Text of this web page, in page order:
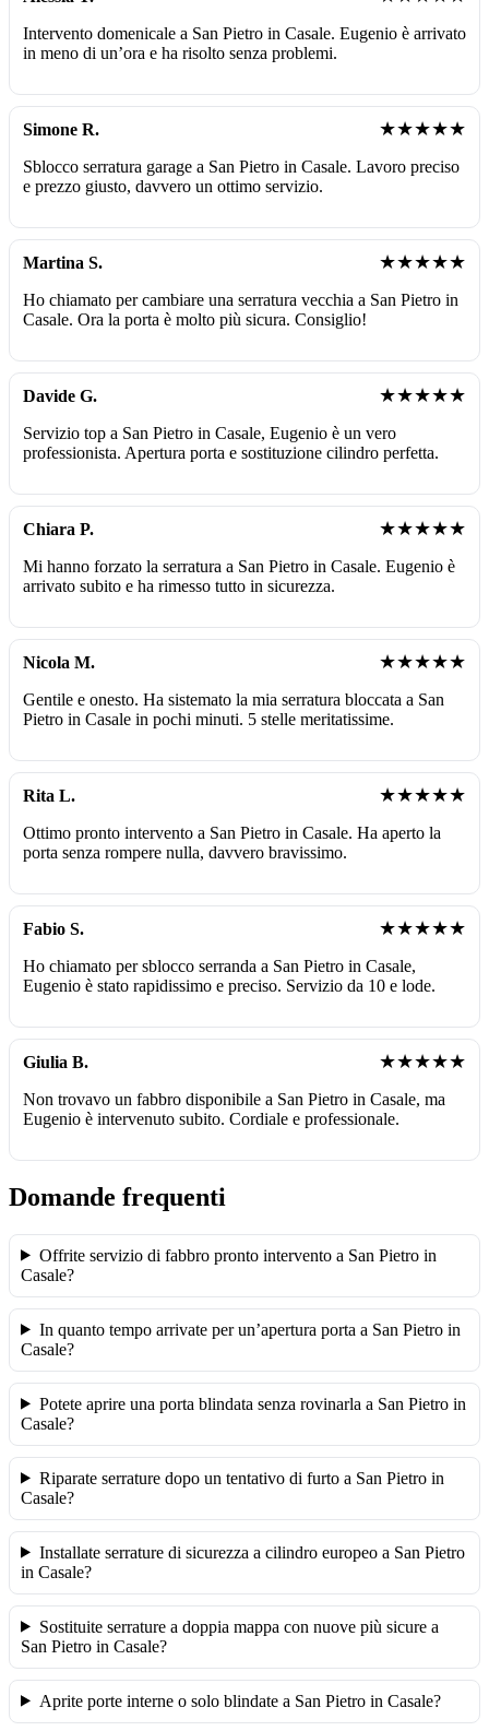
Intervento domenicale a San Pietro in Casale. Eugenio è arrivato
in meno di un’ora e ha risolto senza problemi.
Simone R. ★★★★★
Sblocco serratura garage a San Pietro in Casale. Lavoro preciso
e prezzo giusto, davvero un ottimo servizio.
Martina S. ★★★★★
Ho chiamato per cambiare una serratura vecchia a San Pietro in
Casale. Ora la porta è molto più sicura. Consiglio!
Davide G. ★★★★★
Servizio top a San Pietro in Casale, Eugenio è un vero
professionista. Apertura porta e sostituzione cilindro perfetta.
Chiara P. ★★★★★
Mi hanno forzato la serratura a San Pietro in Casale. Eugenio è
arrivato subito e ha rimesso tutto in sicurezza.
Nicola M. ★★★★★
Gentile e onesto. Ha sistemato la mia serratura bloccata a San
Pietro in Casale in pochi minuti. 5 stelle meritatissime.
Rita L. ★★★★★
Ottimo pronto intervento a San Pietro in Casale. Ha aperto la
porta senza rompere nulla, davvero bravissimo.
Fabio S. ★★★★★
Ho chiamato per sblocco serranda a San Pietro in Casale,
Eugenio è stato rapidissimo e preciso. Servizio da 10 e lode.
Giulia B. ★★★★★
Non trovavo un fabbro disponibile a San Pietro in Casale, ma
Eugenio è intervenuto subito. Cordiale e professionale.
Domande frequenti
Offrite servizio di fabbro pronto intervento a San Pietro in
Casale?
In quanto tempo arrivate per un’apertura porta a San Pietro in
Casale?
Potete aprire una porta blindata senza rovinarla a San Pietro in
Casale?
Riparate serrature dopo un tentativo di furto a San Pietro in
Casale?
Installate serrature di sicurezza a cilindro europeo a San Pietro
in Casale?
Sostituite serrature a doppia mappa con nuove più sicure a
San Pietro in Casale?
Aprite porte interne o solo blindate a San Pietro in Casale?